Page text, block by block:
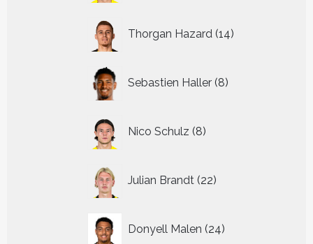
Thorgan Hazard 14
producten
Sebastien Haller 8
producten
Nico Schulz 8
producten
Julian Brandt 22
producten
Donyell Malen 24
producten